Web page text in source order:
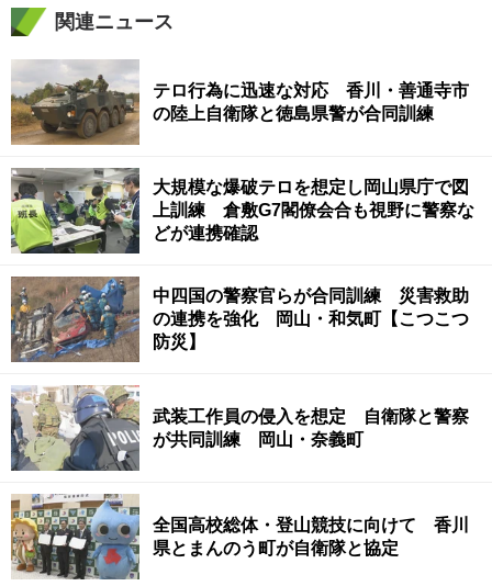
関連ニュース
テロ行為に迅速な対応 香川・善通寺市
の陸上自衛隊と徳島県警が合同訓練
大規模な爆破テロを想定し岡山県庁で図
上訓練 倉敷G7閣僚会合も視野に警察な
どが連携確認
中四国の警察官らが合同訓練 災害救助
の連携を強化 岡山・和気町【こつこつ
防災】
武装工作員の侵入を想定 自衛隊と警察
が共同訓練 岡山・奈義町
全国高校総体・登山競技に向けて 香川
県とまんのう町が自衛隊と協定